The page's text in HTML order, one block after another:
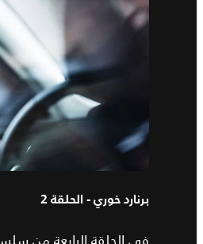
برنارد خوري - الحلقة 2